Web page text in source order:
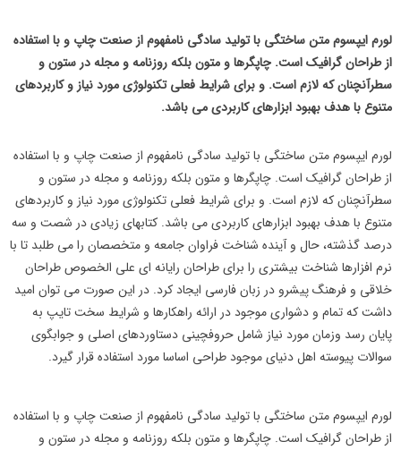
لورم ایپسوم متن ساختگی با تولید سادگی نامفهوم از صنعت چاپ و با استفاده
از طراحان گرافیک است. چاپگرها و متون بلکه روزنامه و مجله در ستون و
سطرآنچنان که لازم است. و برای شرایط فعلی تکنولوژی مورد نیاز و کاربردهای
متنوع با هدف بهبود ابزارهای کاربردی می باشد.
لورم ایپسوم متن ساختگی با تولید سادگی نامفهوم از صنعت چاپ و با استفاده
از طراحان گرافیک است. چاپگرها و متون بلکه روزنامه و مجله در ستون و
سطرآنچنان که لازم است. و برای شرایط فعلی تکنولوژی مورد نیاز و کاربردهای
متنوع با هدف بهبود ابزارهای کاربردی می باشد. کتابهای زیادی در شصت و سه
درصد گذشته، حال و آینده شناخت فراوان جامعه و متخصصان را می طلبد تا با
نرم افزارها شناخت بیشتری را برای طراحان رایانه ای علی الخصوص طراحان
خلاقی و فرهنگ پیشرو در زبان فارسی ایجاد کرد. در این صورت می توان امید
داشت که تمام و دشواری موجود در ارائه راهکارها و شرایط سخت تایپ به
پایان رسد وزمان مورد نیاز شامل حروفچینی دستاوردهای اصلی و جوابگوی
سوالات پیوسته اهل دنیای موجود طراحی اساسا مورد استفاده قرار گیرد.
لورم ایپسوم متن ساختگی با تولید سادگی نامفهوم از صنعت چاپ و با استفاده
از طراحان گرافیک است. چاپگرها و متون بلکه روزنامه و مجله در ستون و